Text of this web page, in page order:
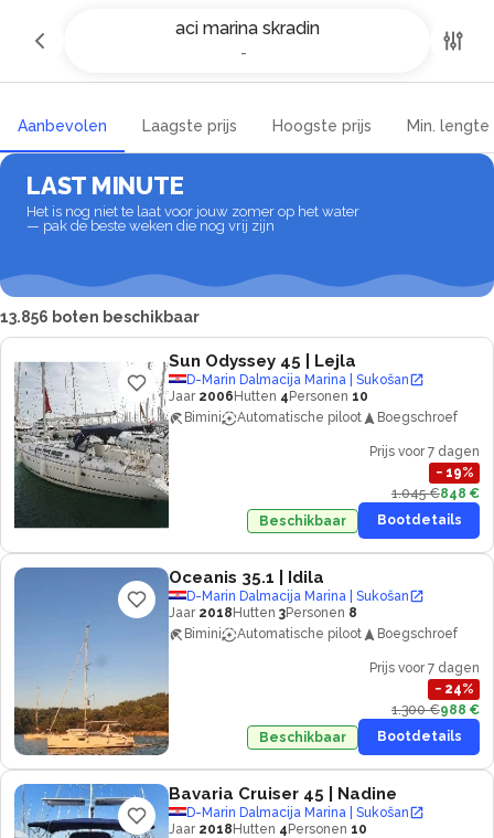
aci marina skradin
-
Jachtcharter en bootverhuur in
aci marina skradin
Aanbevolen Laagste prijs Hoogste prijs Min. lengte
LAST MINUTE
Het is nog niet te laat voor jouw zomer op het water
— pak de beste weken die nog vrij zijn
13.856 boten beschikbaar
Sun Odyssey 45 | Lejla
D-Marin Dalmacija Marina | Sukošan
Jaar 2006 Hutten 4 Personen 10
Bimini
Automatische piloot Boegschroef
Prijs voor 7 dagen
− 19%
1.045 €848 €
Beschikbaar
Bootdetails
Oceanis 35.1 | Idila
D-Marin Dalmacija Marina | Sukošan
Jaar 2018 Hutten 3Personen 8
Bimini
Automatische piloot Boegschroef
Prijs voor 7 dagen
− 24%
1.300 €988 €
Beschikbaar
Bootdetails
Bavaria Cruiser 45 | Nadine
D-Marin Dalmacija Marina | Sukošan
Jaar 2018 Hutten 4 Personen 10